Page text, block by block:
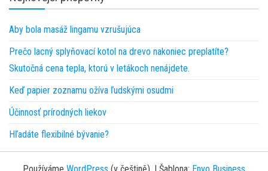
Aby bola masáž lingamu vzrušujúca
Prečo lacný splyňovací kotol na drevo nakoniec preplatíte?
Skutočná cena tepla, ktorú v letákoch nenájdete.
Keď papier zoznamu ožíva ľudskými osudmi
Účinnosť prírodných liekov
Hľadáte flexibilné bývanie?
Používáme WordPress (v češtině). | Šablona: Envo Business